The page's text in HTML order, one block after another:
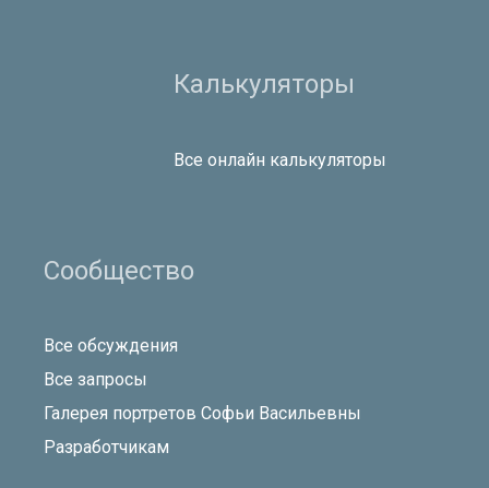
Калькуляторы
Все онлайн калькуляторы
Сообщество
Все обсуждения
Все запросы
Галерея портретов Софьи Васильевны
Разработчикам